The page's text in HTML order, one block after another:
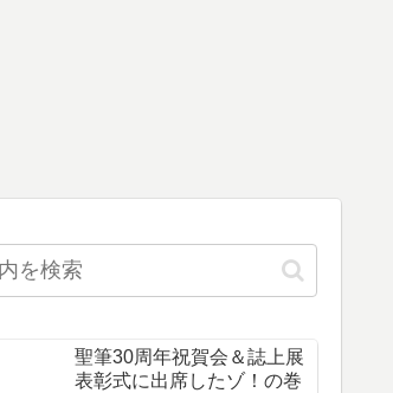
聖筆30周年祝賀会＆誌上展
表彰式に出席したゾ！の巻